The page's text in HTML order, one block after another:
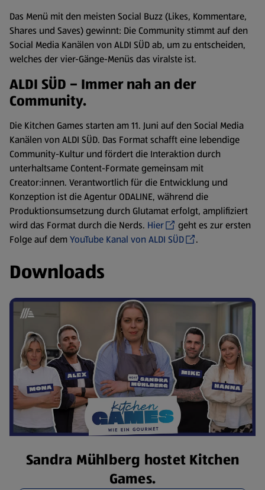
Das Menü mit den meisten Social Buzz (Likes, Kommentare,
Shares und Saves) gewinnt: Die Community stimmt auf den
Social Media Kanälen von ALDI SÜD ab, um zu entscheiden,
welches der vier-Gänge-Menüs das viralste ist.
ALDI SÜD – Immer nah an der
Community.
Die Kitchen Games starten am 11. Juni auf den Social Media
Kanälen von ALDI SÜD. Das Format schafft eine lebendige
Community-Kultur und fördert die Interaktion durch
unterhaltsame Content-Formate gemeinsam mit
Creator:innen. Verantwortlich für die Entwicklung und
Konzeption ist die Agentur ODALINE, während die
Produktionsumsetzung durch Glutamat erfolgt, amplifiziert
wird das Format durch die Nerds. Hier
geht es zur ersten
Folge auf demYouTube Kanal von ALDI SÜD .
Downloads
Sandra Mühlberg hostet Kitchen
Games.